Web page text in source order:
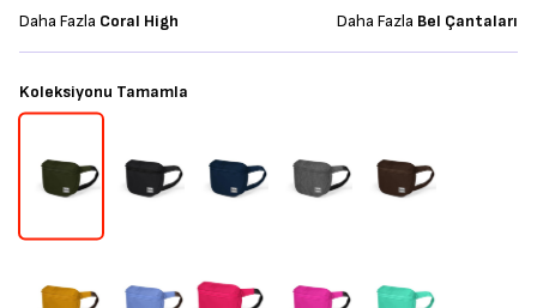
Daha Fazla Coral High Daha Fazla Bel Çantaları
Koleksiyonu Tamamla